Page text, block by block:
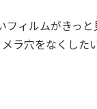
ィルムがきっと
ラ穴をなくした